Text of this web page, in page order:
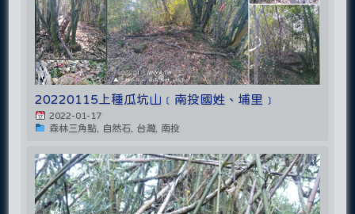
20220115上種瓜坑山﹝南投國姓、埔里﹞
2022-01-17
森林三角點, 自然石, 台灣, 南投